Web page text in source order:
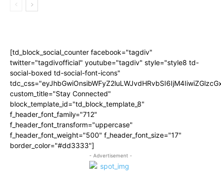
[td_block_social_counter facebook="tagdiv"
twitter="tagdivofficial" youtube="tagdiv" style="style8 td-
social-boxed td-social-font-icons"
custom_title="Stay Connected"
block_template_id="td_block_template_8"
f_header_font_family="712"
f_header_font_transform="uppercase"
f_header_font_weight="500" f_header_font_size="17"
border_color="#dd3333"]
- Advertisement -